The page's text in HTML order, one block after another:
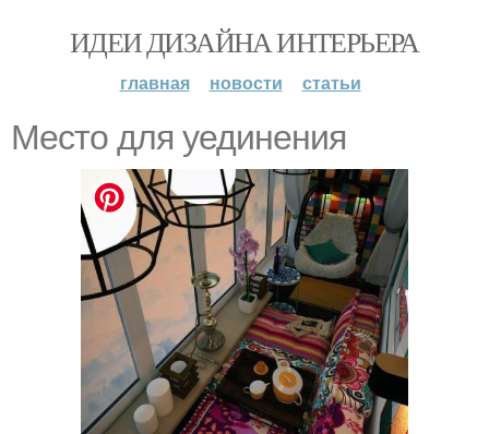
ИДЕИ ДИЗАЙНА ИНТЕРЬЕРА
главная новости статьи
Меcто для уединения